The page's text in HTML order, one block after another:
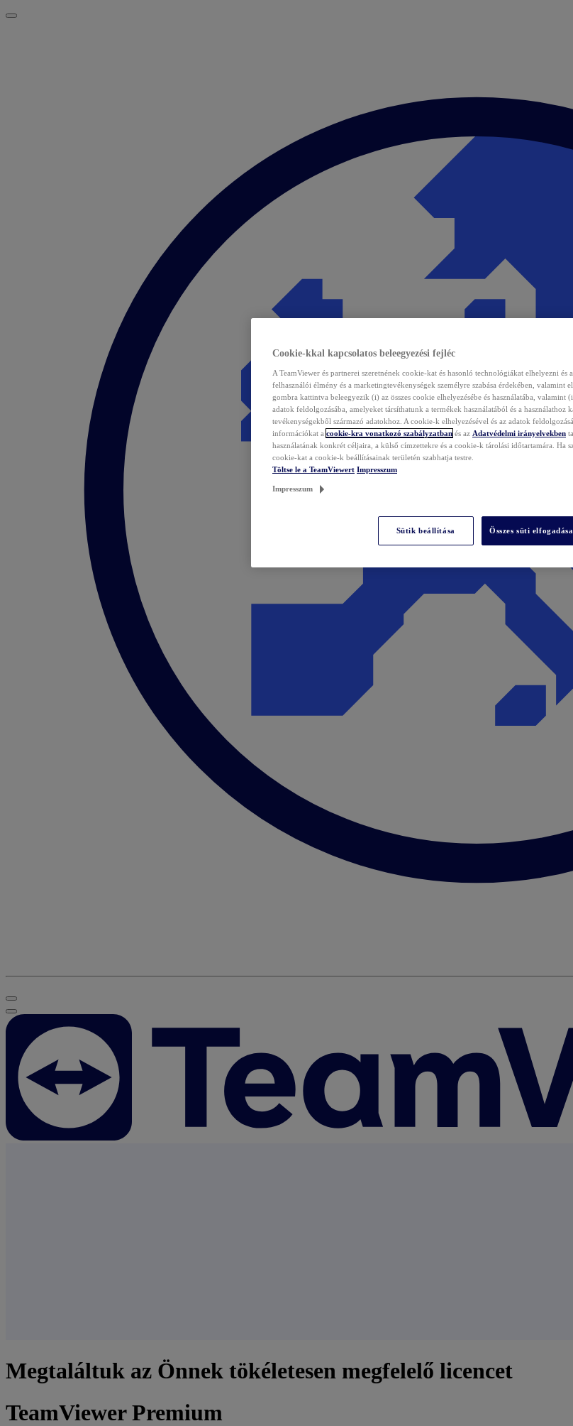
Megtaláltuk az Önnek tökéletesen megfelelő licencet
TeamViewer Premium
Cookie-kkal kapcsolatos beleegyezési fejléc
A TeamViewer és partnerei szeretnének cookie-kat és hasonló technológiákat elhelyezni és
felhasználói élmény és a marketingtevékenységek személyre szabása érdekében, valamint
gombra kattintva beleegyezik (i) az összes cookie elhelyezésébe és használatába,
adatok feldolgozásába, amelyeket társíthatunk a termékek használatából és a használathoz
tevékenységekből származó adatokhoz. A cookie-k elhelyezésével és az adatok
információkat a cookie-kra vonatkozó szabályzatban és az Adatvédelmi irányelvekben
használatának konkrét céljaira, a külső címzettekre és a cookie-k tárolási időtartamára. Ha
cookie-kat a cookie-k beállításainak területén szabhatja testre.
Töltse le a TeamViewert Impresszum
Impresszum
Sütik beállítása Összes süti elfogadása